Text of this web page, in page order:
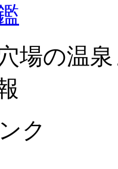
場の温
ク